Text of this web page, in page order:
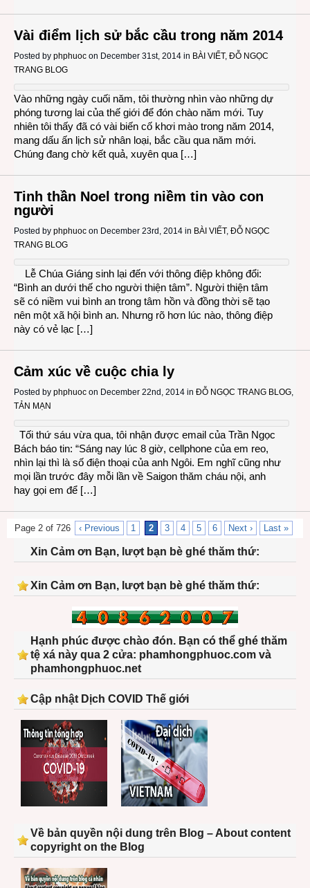
Vài điểm lịch sử bắc cầu trong năm 2014
Posted by phphuoc on December 31st, 2014 in BÀI VIẾT, ĐỖ NGỌC
TRANG BLOG
Vào những ngày cuối năm, tôi thường nhìn vào những dự
phóng tương lai của thế giới để đón chào năm mới. Tuy
nhiên tôi thấy đã có vài biến cố khơi mào trong năm 2014,
mang dấu ấn lịch sử nhân loại, bắc cầu qua năm mới.
Chúng đang chờ kết quả, xuyên qua […]
Tinh thần Noel trong niềm tin vào con
người
Posted by phphuoc on December 23rd, 2014 in BÀI VIẾT, ĐỖ NGỌC
TRANG BLOG
Lễ Chúa Giáng sinh lại đến với thông điệp không đổi:
“Bình an dưới thế cho người thiện tâm”. Người thiện tâm
sẽ có niềm vui bình an trong tâm hồn và đồng thời sẽ tạo
nên một xã hội bình an. Nhưng rõ hơn lúc nào, thông điệp
này có vẻ lạc […]
Cảm xúc về cuộc chia ly
Posted by phphuoc on December 22nd, 2014 in ĐỖ NGỌC TRANG BLOG,
TẢN MẠN
Tối thứ sáu vừa qua, tôi nhận được email của Trần Ngọc
Bách báo tin: “Sáng nay lúc 8 giờ, cellphone của em reo,
nhìn lại thì là số điện thoại của anh Ngôi. Em nghĩ cũng như
mọi lần trước đây mỗi lần về Saigon thăm cháu nội, anh
hay gọi em để […]
Page 2 of 726 ‹ Previous 1 2 3 4 5 6 Next › Last »
Xin Cảm ơn Bạn, lượt bạn bè ghé thăm thứ:
Xin Cảm ơn Bạn, lượt bạn bè ghé thăm thứ:
Hạnh phúc được chào đón. Bạn có thể ghé thăm
tệ xá này qua 2 cửa: phamhongphuoc.com và
phamhongphuoc.net
Cập nhật Dịch COVID Thế giới
Về bản quyền nội dung trên Blog – About content
copyright on the Blog